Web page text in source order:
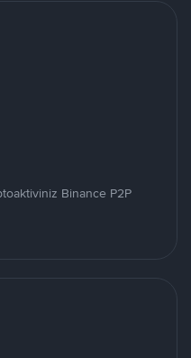
Binance P2P